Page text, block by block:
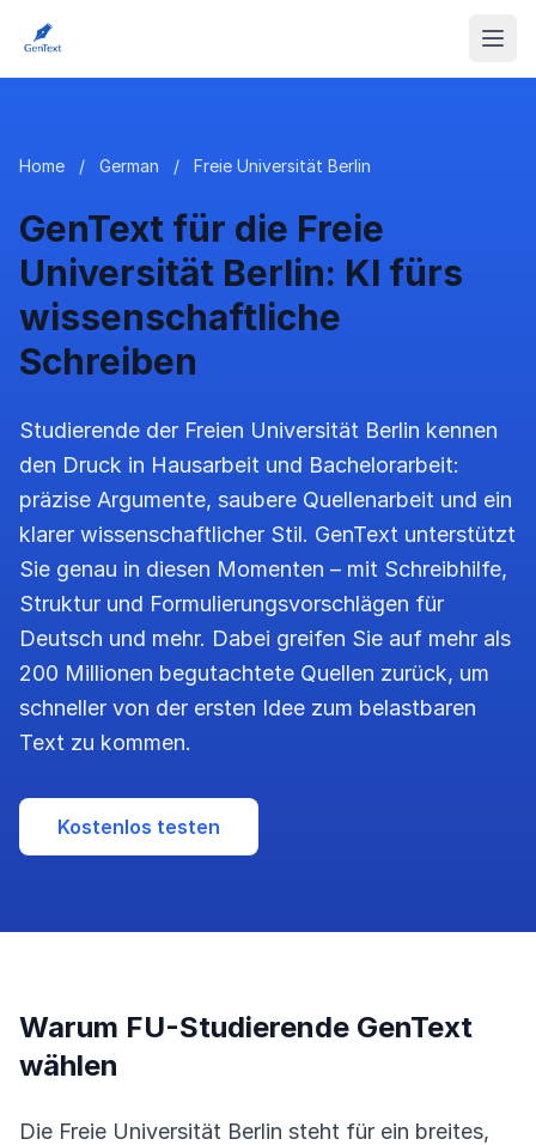
Home / German / Freie Universität Berlin
GenText für die Freie
Universität Berlin: KI fürs
wissenschaftliche
Schreiben
Studierende der Freien Universität Berlin kennen
den Druck in Hausarbeit und Bachelorarbeit:
präzise Argumente, saubere Quellenarbeit und ein
klarer wissenschaftlicher Stil. GenText unterstützt
Sie genau in diesen Momenten – mit Schreibhilfe,
Struktur und Formulierungsvorschlägen für
Deutsch und mehr. Dabei greifen Sie auf mehr als
200 Millionen begutachtete Quellen zurück, um
schneller von der ersten Idee zum belastbaren
Text zu kommen.
Kostenlos testen
Warum FU-Studierende GenText
wählen
Die Freie Universität Berlin steht für ein breites,